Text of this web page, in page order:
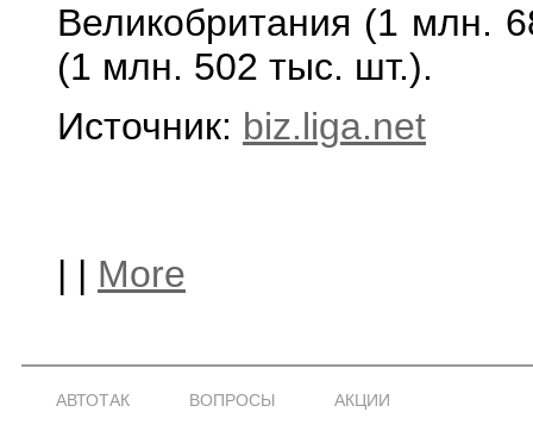
Великобритания (1 млн.
(1 млн. 502 тыс. шт.).
Источник: biz.liga.net
| | More
АВТОТАК ВОПРОСЫ АКЦИИ